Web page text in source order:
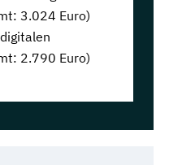
3.024 Euro)
2.790 Euro)